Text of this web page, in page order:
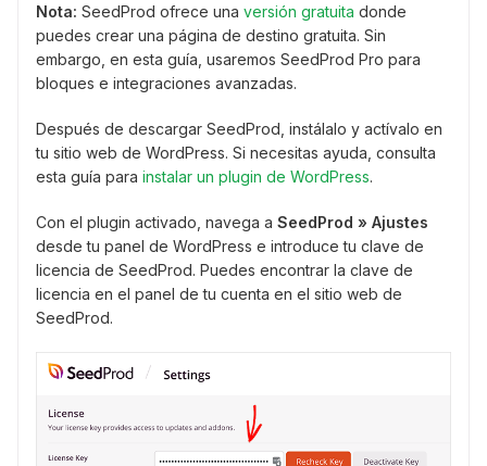
Nota: SeedProd ofrece una versión gratuita donde
puedes crear una página de destino gratuita. Sin
embargo, en esta guía, usaremos SeedProd Pro para
bloques e integraciones avanzadas.
Después de descargar SeedProd, instálalo y actívalo en
tu sitio web de WordPress. Si necesitas ayuda, consulta
esta guía para instalar un plugin de WordPress.
Con el plugin activado, navega a SeedProd » Ajustes
desde tu panel de WordPress e introduce tu clave de
licencia de SeedProd. Puedes encontrar la clave de
licencia en el panel de tu cuenta en el sitio web de
SeedProd.